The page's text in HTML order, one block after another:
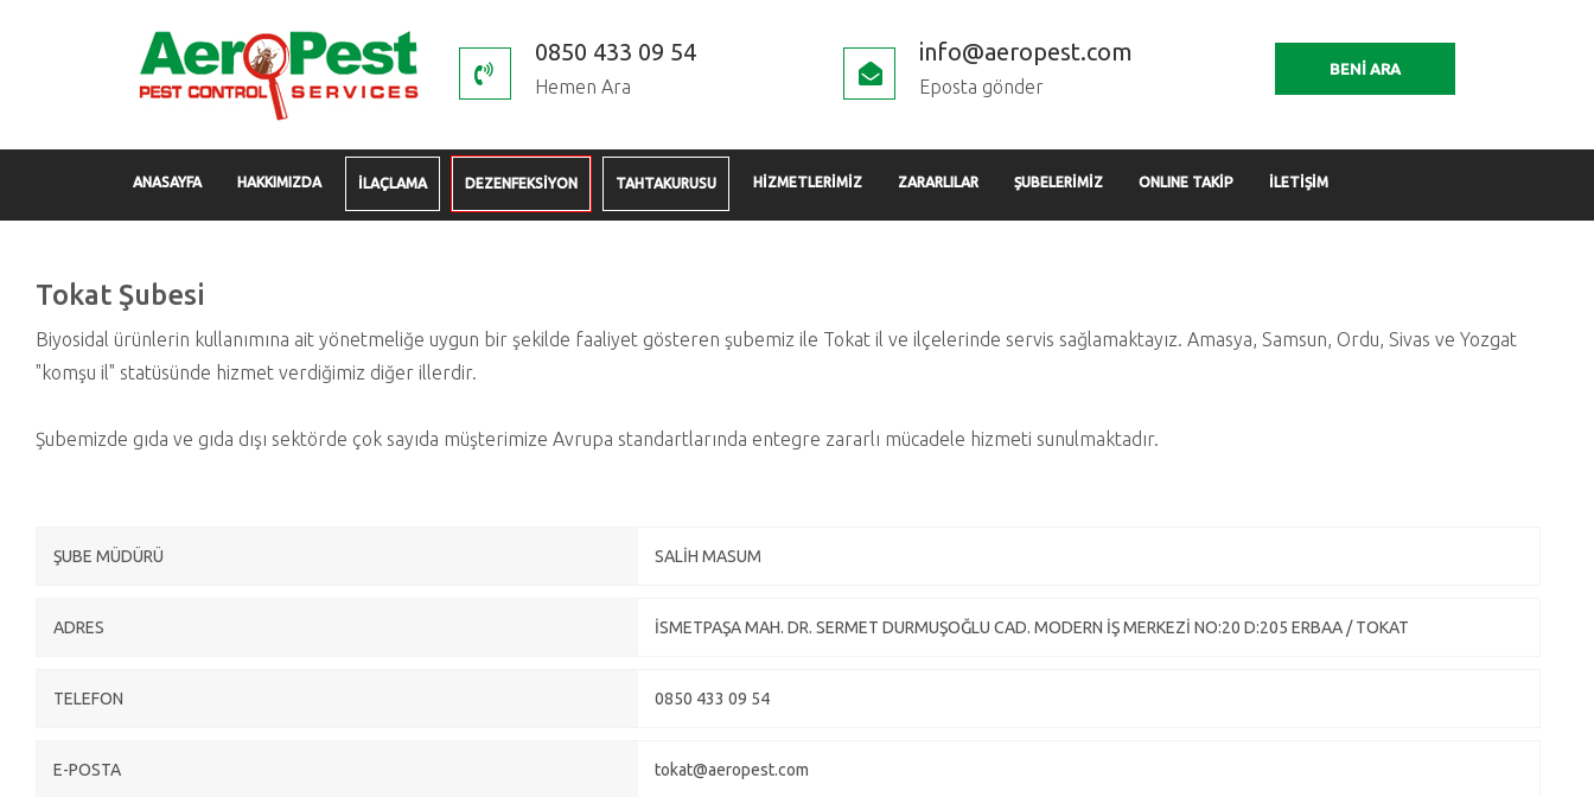
0850 433 09 54
Hemen Ara
info@aeropest.com
Eposta gönder
BENİ ARA
ANASAYFA HAKKIMIZDA İLAÇLAMA DEZENFEKSİYON TAHTAKURUSU HİZMETLERİMİZ ZARARLILAR ŞUBELERİMİZ ONLINE TAKİP İLETİŞİM
Tokat Şubesi
Biyosidal ürünlerin kullanımına ait yönetmeliğe uygun bir şekilde faaliyet gösteren şubemiz ile Tokat il ve ilçelerinde servis sağlamaktayız. Amasya, Samsun, Ordu, Sivas ve Yozgat
"komşu il" statüsünde hizmet verdiğimiz diğer illerdir.
Şubemizde gıda ve gıda dışı sektörde çok sayıda müşterimize Avrupa standartlarında entegre zararlı mücadele hizmeti sunulmaktadır.
ŞUBE MÜDÜRÜ SALİH MASUM
ADRES İSMETPAŞA MAH. DR. SERMET DURMUŞOĞLU CAD. MODERN İŞ MERKEZİ NO:20 D:205 ERBAA / TOKAT
TELEFON 0850 433 09 54
E-POSTA tokat@aeropest.com